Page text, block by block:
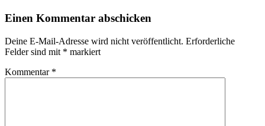
Einen Kommentar abschicken
Deine E-Mail-Adresse wird nicht veröffentlicht. Erforderliche
Felder sind mit * markiert
Kommentar *